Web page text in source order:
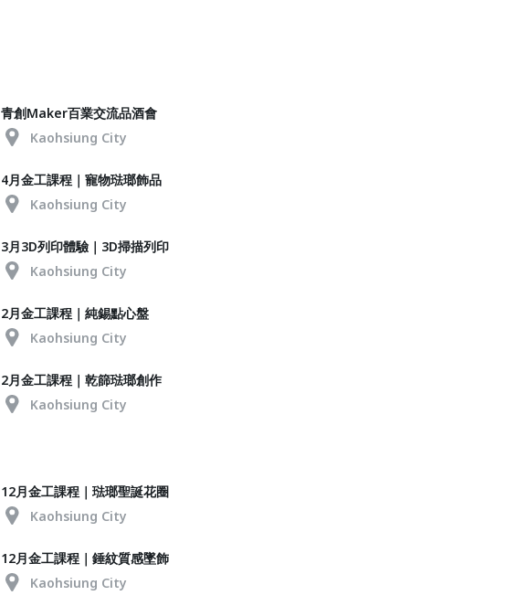
青創Maker百業交流品酒會
Kaohsiung City
4月金工課程｜寵物琺瑯飾品
Kaohsiung City
3月3D列印體驗｜3D掃描列印
Kaohsiung City
2月金工課程｜純錫點心盤
Kaohsiung City
2月金工課程｜乾篩琺瑯創作
Kaohsiung City
12月金工課程｜琺瑯聖誕花圈
Kaohsiung City
12月金工課程｜錘紋質感墜飾
Kaohsiung City